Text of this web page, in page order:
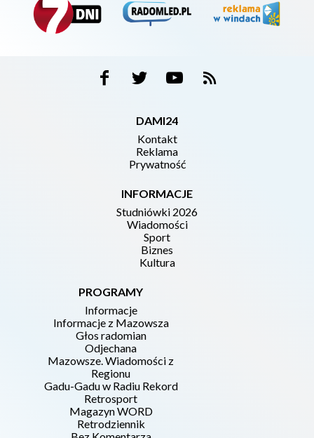
DAMI24
Kontakt
Reklama
Prywatność
INFORMACJE
Studniówki 2026
Wiadomości
Sport
Biznes
Kultura
PROGRAMY
Informacje
Informacje z Mazowsza
Głos radomian
Odjechana
Mazowsze. Wiadomości z
Regionu
Gadu-Gadu w Radiu Rekord
Retrosport
Magazyn WORD
Retrodziennik